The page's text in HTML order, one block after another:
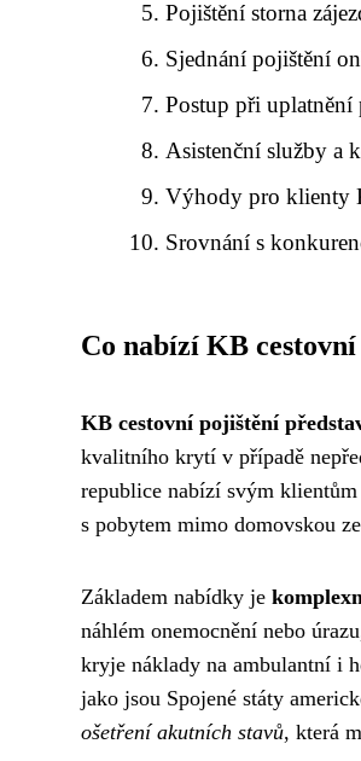
Pojištění storna
Sjednání pojištění
Postup při uplatnění
Asistenční služby a
Výhody pro klienty
Srovnání s
Co nabízí KB
KB cestovní pojištění
kvalitního krytí v případě
republice nabízí svým
s pobytem mimo domovskou
Základem nabídky je
náhlém onemocnění nebo
kryje náklady na ambulantní i
jako jsou Spojené státy
ošetření akutních stavů, která